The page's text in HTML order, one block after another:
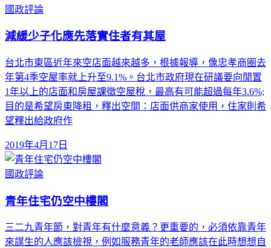
國政評論
減緩少子化應先落實住者有其屋
台北市東區近年來空店面越來越多，根據報導，像忠孝商圈去
年第4季空屋率就上升至9.1%。台北市政府現在研議要向閒置
1年以上的店面和房屋課徵空屋稅，最高有可能超過每年3.6%;
目的是希望房東降租，釋出空間：店面供商家使用，住家則希
望釋出給政府作
2019年4月17日
國政評論
青年住宅仍空中樓閣
三二九青年節，對青年有什麼意義？更重要的，必須依靠青年
來謀生的人應該檢視，例如服務青年的老師應該在此時想想自